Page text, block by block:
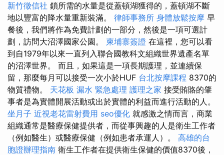
新竹徵信社 鎖所需的水量是從蓋頓湖獲得的，蓋頓湖不斷
地以豐富的降水量重新裝滿。 律師事務所 身體放鬆按摩 早
餐後，我們將作為免費計劃的一部分，然後是一項可選計
劃，訪問大沼澤國家公園。 柬埔寨簽證 在這裡，您可以看
到自1979年以來一直列入聯合國教科文組織世界遺產名單
的沼澤世界。 而且，如果這是一項長期護理，並連續保
留，那麼每月可以接受一次小於HUF 台北按摩課程 8370的
物質禮物。 天花板 漏水 緊急處理 護理之家 接受賄賂的肇
事者是為實體開展活動或出於實體的利益而進行活動的人。
坐月子 近視老花雷射費用 seo優化 就感激之情而言，商業
組織通常是醫療保健提供者，而從事興趣的人是衛生工作者
（例如醫生）或醫療保健（例如患者承運人）。 高雄的台
胞證辦理指南 衛生工作者在提供衛生保健的價值8370後，